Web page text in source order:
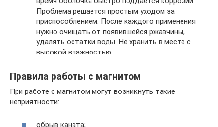
Проблема решается простым уходом за
приспособлением. После каждого применения
нужно очищать от появившейся ржавчины,
удалять остатки воды. Не хранить в месте с
высокой влажностью.
Правила работы с магнитом
При работе с магнитом могут возникнуть такие
неприятности:
обрыв каната;